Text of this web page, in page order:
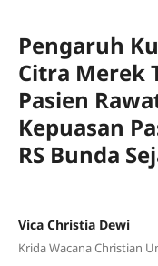
Pengaruh
Citra Merek
Pasien
Kepuasan
RS Bunda
Vica Christia Dewi
Krida Wacana Christian